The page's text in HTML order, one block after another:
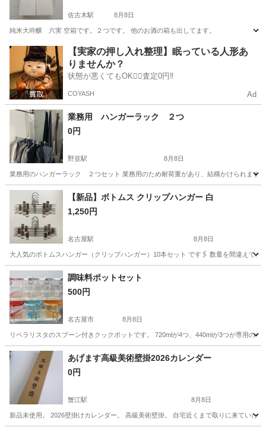
佐古木駅 8月8日
純米大吟醸 六実 空箱です。２つです。 他のお酒の箱も出してます。
愛知 弥富市 佐古木駅 ラッピング用品 空箱
【実家の押し入れ整理】眠っている人形あ
りませんか？
状態が悪くてもOK🙆‍♀️査定0円‼️
COYASH Ad
業務用 ハンガーラック ２つ
0円
野並駅 8月8日
業務用のハンガーラック ２つセット 業務用のため耐荷重があり、結構かけられます
愛知 名古屋市 野並駅 洗濯用品
【新品】ボトムス クリップハンガー 白
1,250円
名古屋駅 8月8日
大人気のボトムスハンガー（クリップハンガー）10本セット です🖇️ 数量を間違えて
愛知 名古屋市 名古屋駅 洗濯用品
調味料ポットセット
500円
名古屋市 8月8日
リベラリスタのスプーン付きクックポットです。 720mlが4つ、440mlが3つが専用の
愛知 名古屋市 調理器具 ポット
あげます高級美術壁掛2026カレンダー
0円
蟹江駅 8月8日
新品未使用。 2026壁掛けカレンダー。 高級美術壁掛。 自宅近くまで取りに来ていた